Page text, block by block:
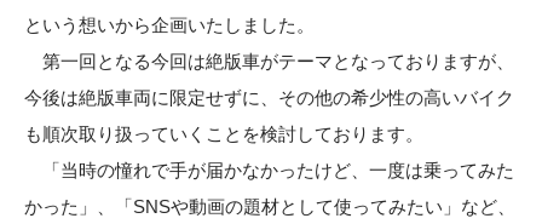
という想いから企画いたしました。
第一回となる今回は絶版車がテーマとなっておりますが、
今後は絶版車両に限定せずに、その他の希少性の高いバイク
も順次取り扱っていくことを検討しております。
「当時の憧れで手が届かなかったけど、一度は乗ってみた
かった」、「SNSや動画の題材として使ってみたい」など、